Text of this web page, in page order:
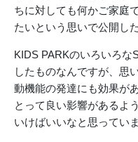
ちに対しても何かご家庭
たいという思いで公開し
KIDS PARKのいろいろな
したものなんですが、思
動機能の発達にも効果が
とって良い影響があるよ
いけばいいなと思っていま